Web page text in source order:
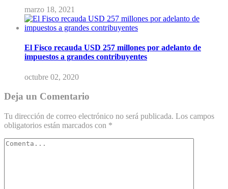
marzo 18, 2021
El Fisco recauda USD 257 millones por adelanto de
impuestos a grandes contribuyentes
octubre 02, 2020
Deja un Comentario
Tu dirección de correo electrónico no será publicada. Los campos
obligatorios están marcados con *